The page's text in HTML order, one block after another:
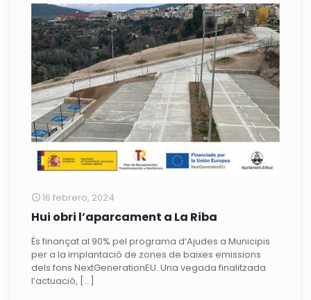
16 febrero, 2024
Hui obri l’aparcament a La Riba
És finançat al 90% pel programa d’Ajudes a Municipis
per a la implantació de zones de baixes emissions
dels fons NextGenerationEU. Una vegada finalitzada
l’actuació, […]